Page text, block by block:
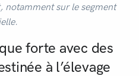
notamment sur le segment
forte avec des
à l’élevage